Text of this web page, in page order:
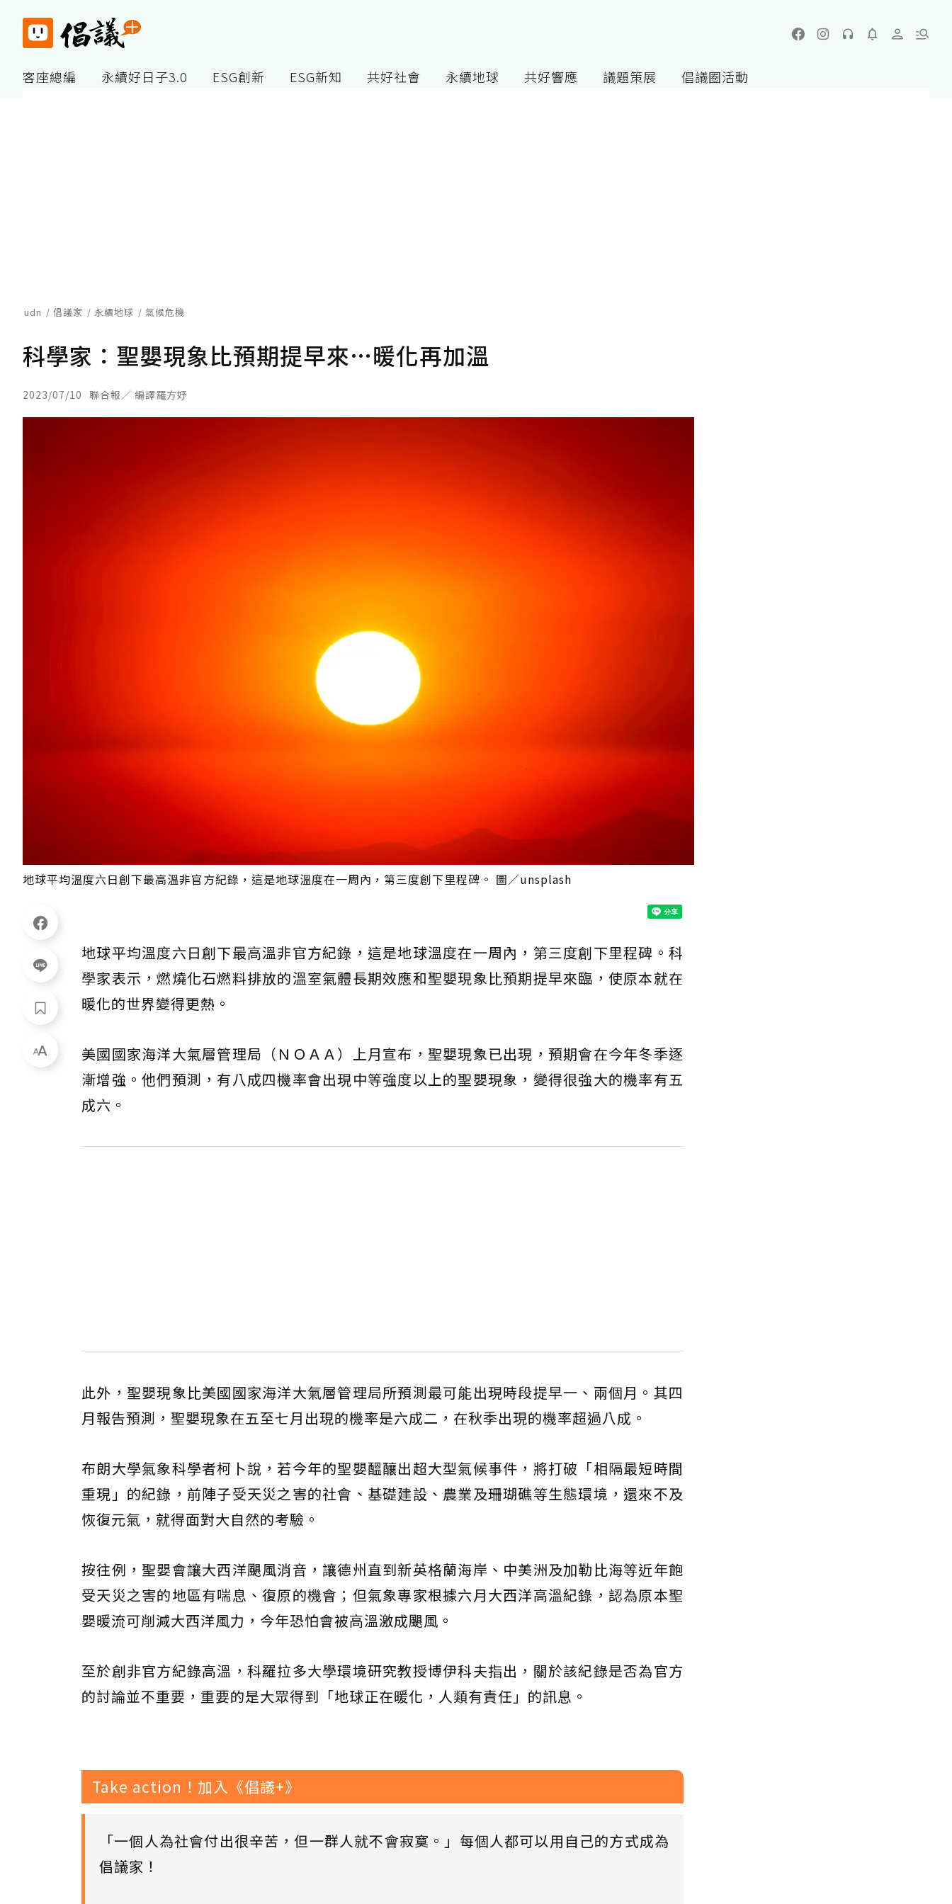
客座總編 永續好日子3.0 ESG創新 ESG新知 共好社會 永續地球 共好響應 議題策展 倡議圈活動
udn 倡議家 永續地球 氣候危機
科學家：聖嬰現象比預期提早來…暖化再加溫
2023/07/10 聯合報／ 編譯羅方妤
地球平均溫度六日創下最高溫非官方紀錄，這是地球溫度在一周內，第三度創下里程碑。 圖／unsplash
地球平均溫度六日創下最高溫非官方紀錄，這是地球溫度在一周內，第三度創下里程碑。科
學家表示，燃燒化石燃料排放的溫室氣體長期效應和聖嬰現象比預期提早來臨，使原本就在
暖化的世界變得更熱。
美國國家海洋大氣層管理局（ＮＯＡＡ）上月宣布，聖嬰現象已出現，預期會在今年冬季逐
漸增強。他們預測，有八成四機率會出現中等強度以上的聖嬰現象，變得很強大的機率有五
成六。
此外，聖嬰現象比美國國家海洋大氣層管理局所預測最可能出現時段提早一、兩個月。其四
月報告預測，聖嬰現象在五至七月出現的機率是六成二，在秋季出現的機率超過八成。
布朗大學氣象科學者柯卜說，若今年的聖嬰醞釀出超大型氣候事件，將打破「相隔最短時間
重現」的紀錄，前陣子受天災之害的社會、基礎建設、農業及珊瑚礁等生態環境，還來不及
恢復元氣，就得面對大自然的考驗。
按往例，聖嬰會讓大西洋颶風消音，讓德州直到新英格蘭海岸、中美洲及加勒比海等近年飽
受天災之害的地區有喘息、復原的機會；但氣象專家根據六月大西洋高溫紀錄，認為原本聖
嬰暖流可削減大西洋風力，今年恐怕會被高溫激成颶風。
至於創非官方紀錄高溫，科羅拉多大學環境研究教授博伊科夫指出，關於該紀錄是否為官方
的討論並不重要，重要的是大眾得到「地球正在暖化，人類有責任」的訊息。
Take action！加入《倡議+》
「一個人為社會付出很辛苦，但一群人就不會寂寞。」每個人都可以用自己的方式成為
倡議家！